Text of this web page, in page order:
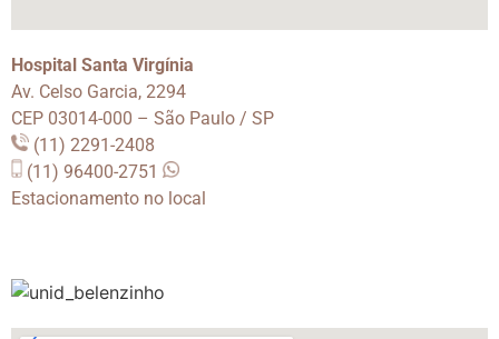
Hospital Santa Virgínia
Av. Celso Garcia, 2294
CEP 03014-000 – São Paulo / SP
(11) 2291-2408
(11) 96400-2751
Estacionamento no local